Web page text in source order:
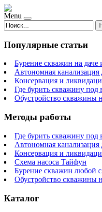
Menu
Популярные статьи
Бурение скважин на даче
Автономная канализация
Консервация и
Где бурить скважину под
Обустройство скважины
Методы работы
Где бурить скважину под
Автономная канализация
Консервация и
Схема насоса Тайфун
Бурение скважин любой
Обустройство скважины
Каталог